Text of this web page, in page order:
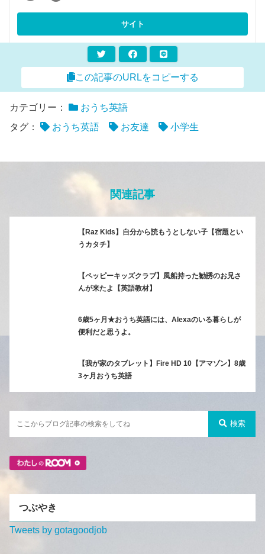
この記事のURLをコピーする
カテゴリー：
おうち英語
タグ：
おうち英語 お友達 小学生
関連記事
【Raz Kids】自分から読もうとしない子【宿題とい
うカタチ】
【ペッピーキッズクラブ】風船持った勧誘のお兄さ
んが来たよ【英語教材】
6歳5ヶ月★おうち英語には、Alexaのいる暮らしが
便利だと思うよ。
【我が家のタブレット】Fire HD 10【アマゾン】8歳
3ヶ月おうち英語
検索
つぶやき
Tweets by gotagoodjob